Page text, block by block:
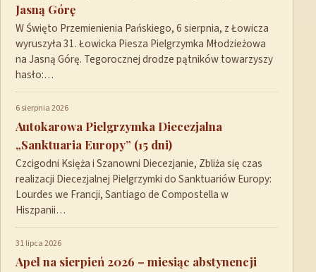
Jasną Górę
W Święto Przemienienia Pańskiego, 6 sierpnia, z Łowicza
wyruszyła 31. Łowicka Piesza Pielgrzymka Młodzieżowa
na Jasną Górę. Tegorocznej drodze pątników towarzyszy
hasło:…
6 sierpnia 2026
Autokarowa Pielgrzymka Diecezjalna
„Sanktuaria Europy” (15 dni)
Czcigodni Księża i Szanowni Diecezjanie, Zbliża się czas
realizacji Diecezjalnej Pielgrzymki do Sanktuariów Europy:
Lourdes we Francji, Santiago de Compostella w
Hiszpanii…
31 lipca 2026
Apel na sierpień 2026 – miesiąc abstynencji